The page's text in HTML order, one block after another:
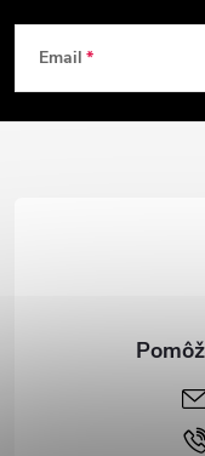
Z
á
Email